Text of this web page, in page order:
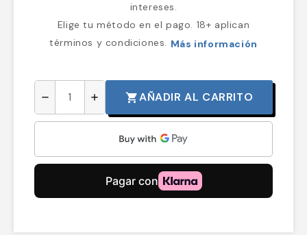
intereses.
Elige tu método en el pago. 18+ aplican
términos y condiciones. Más información
remove add shopping_cartAÑADIR AL CARRITO